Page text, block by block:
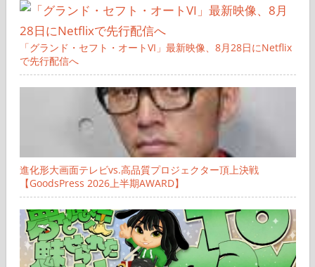
「グランド・セフト・オートVI」最新映像、8月28日にNetflix
で先行配信へ
進化形大画面テレビvs.高品質プロジェクター頂上決戦
【GoodsPress 2026上半期AWARD】